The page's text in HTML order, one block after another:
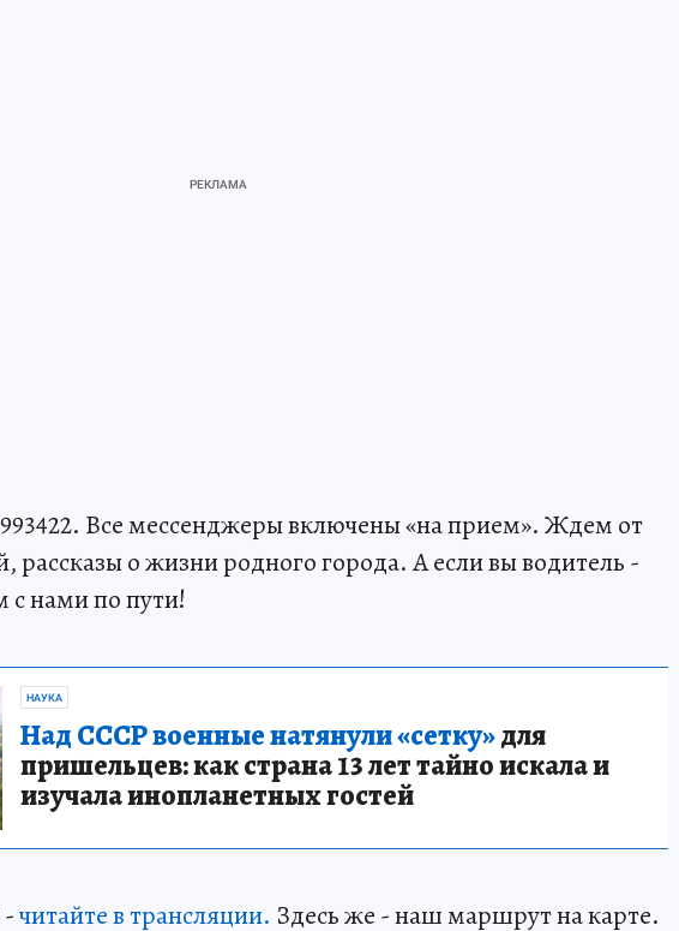
Все мессенджеры включены «на прием». Ждем от
рассказы о жизни родного города. А если вы водитель -
с нами по пути!
НАУКА
Над СССР военные натянули «сетку»для
пришельцев: как страна 13 лет тайно искала и
изучала инопланетных гостей
читайте в трансляции. Здесь же - наш маршрут на карте.